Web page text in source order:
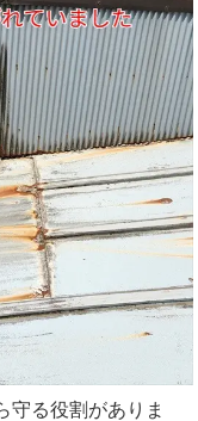
守る役割がありま